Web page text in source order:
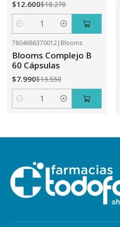
$12.600$18.270
Cantidad
7804686370012| Blooms
Blooms Complejo B
60 Cápsulas
$7.990$13.550
Cantidad